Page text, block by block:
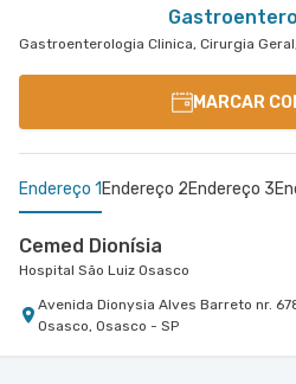
MARCAR
Endereço 1 Endereço 2Endereço 3
Cemed Dionísia
Hospital São Luiz Osasco
Avenida Dionysia Alves Barreto nr.
Osasco, Osasco - SP
Centro Médico Central Sul
Centro Médico Santa Isabel -
Centro Médico Poliklinik